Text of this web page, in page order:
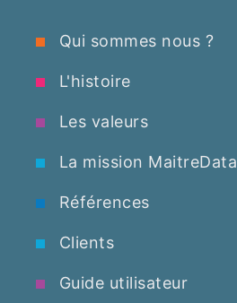
Qui sommes nous ?
L'histoire
Les valeurs
La mission MaitreData
Références
Clients
Guide utilisateur